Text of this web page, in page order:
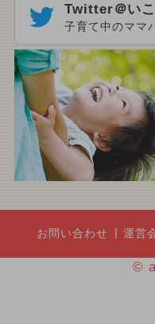
Twitter＠いこ
子育て中のママ
お問い合わせ 運営
©